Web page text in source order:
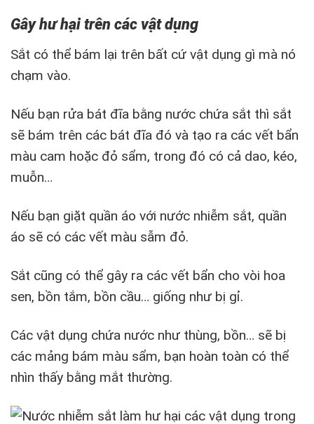
Gây hư hại trên các vật dụng
Sắt có thể bám lại trên bất cứ vật dụng gì mà nó
chạm vào.
Nếu bạn rửa bát đĩa bằng nước chứa sắt thì sắt
sẽ bám trên các bát đĩa đó và tạo ra các vết bẩn
màu cam hoặc đỏ sẩm, trong đó có cả dao, kéo,
muỗn…
Nếu bạn giặt quần áo với nước nhiễm sắt, quần
áo sẽ có các vết màu sẫm đỏ.
Sắt cũng có thể gây ra các vết bẩn cho vòi hoa
sen, bồn tắm, bồn cầu… giống như bị gỉ.
Các vật dụng chứa nước như thùng, bồn… sẽ bị
các mảng bám màu sẩm, bạn hoàn toàn có thể
nhìn thấy bằng mắt thường.